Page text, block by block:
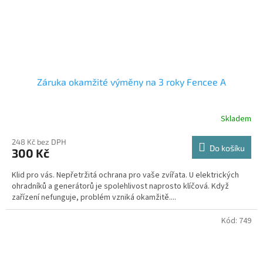
Záruka okamžité výměny na 3 roky Fencee A
Skladem
248 Kč bez DPH
300 Kč Do košíku
Klid pro vás. Nepřetržitá ochrana pro vaše zvířata. U elektrických
ohradníků a generátorů je spolehlivost naprosto klíčová. Když
zařízení nefunguje, problém vzniká okamžitě....
Kód: 749